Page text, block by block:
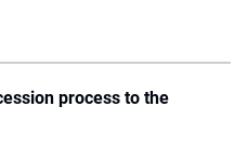
process to the